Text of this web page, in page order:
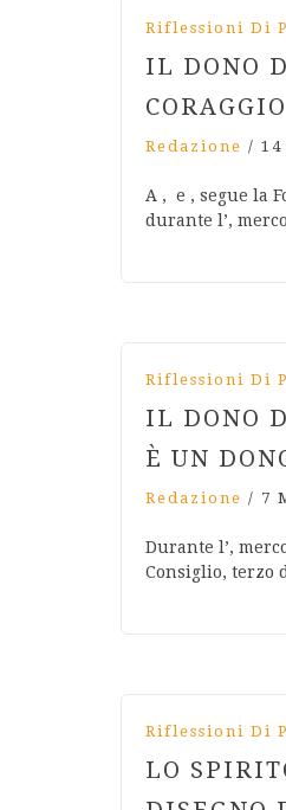
Riflessioni Di
IL DONO
Redazione /
A , e , segue la
durante l’,
Riflessioni Di
IL DONO
È UN
Redazione / 7
Durante l’,
Consiglio, terzo
Riflessioni Di
LO